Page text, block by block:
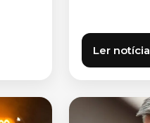
Ler notícia